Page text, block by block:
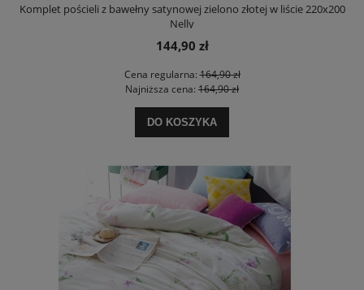
Komplet pościeli z bawełny satynowej zielono złotej w liście 220x200
Nelly
144,90 zł
Cena regularna:164,90 zł
Najniższa cena: 164,90 zł
DO KOSZYKA